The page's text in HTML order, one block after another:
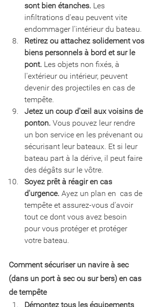
sont bien étanches. Les
infiltrations d'eau peuvent vite
endommager l'intérieur du bateau.
Retirez ou attachez solidement vos
biens personnels à bord et sur le
pont. Les objets non fixés, à
l'extérieur ou intérieur, peuvent
devenir des projectiles en cas de
tempête.
Jetez un coup d'œil aux voisins de
ponton. Vous pouvez leur rendre
un bon service en les prévenant ou
sécurisant leur bateaux. Et si leur
bateau part à la dérive, il peut faire
des dégâts sur le vôtre.
Soyez prêt à réagir en cas
d'urgence. Ayez un plan en  cas de
tempête et assurez-vous d'avoir
tout ce dont vous avez besoin
pour vous protéger et protéger
votre bateau.
Comment sécuriser un navire à sec
(dans un port à sec ou sur bers) en cas
de tempête
Démontez tous les équipements